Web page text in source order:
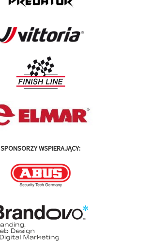
SPONSORZY WSPIERAJĄCY: